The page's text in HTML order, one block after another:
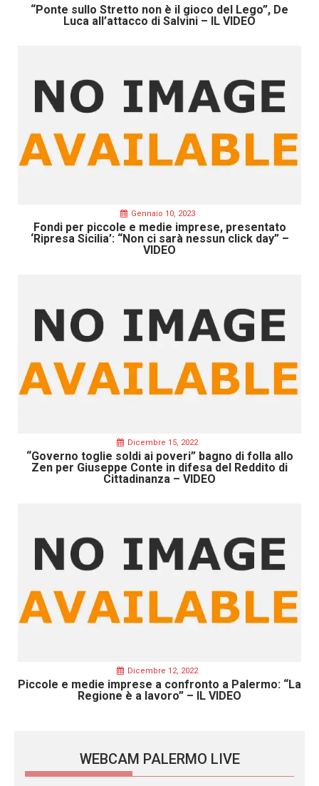
“Ponte sullo Stretto non è il gioco del Lego”, De
Luca all’attacco di Salvini – IL VIDEO
Gennaio 10, 2023
Fondi per piccole e medie imprese, presentato
‘Ripresa Sicilia’: “Non ci sarà nessun click day” –
VIDEO
Dicembre 15, 2022
“Governo toglie soldi ai poveri” bagno di folla allo
Zen per Giuseppe Conte in difesa del Reddito di
Cittadinanza – VIDEO
Dicembre 12, 2022
Piccole e medie imprese a confronto a Palermo: “La
Regione è a lavoro” – IL VIDEO
WEBCAM PALERMO LIVE